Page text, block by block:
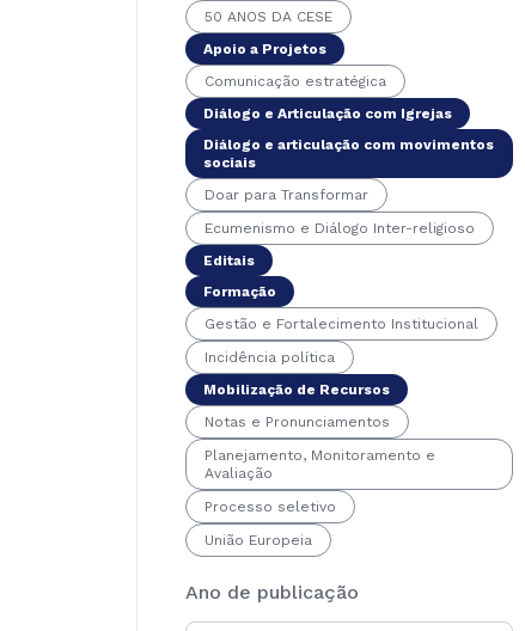
50 ANOS DA CESE
Apoio a Projetos
Comunicação estratégica
Diálogo e Articulação com Igrejas
Diálogo e articulação com movimentos
sociais
Doar para Transformar
Ecumenismo e Diálogo Inter-religioso
Editais
Formação
Gestão e Fortalecimento Institucional
Incidência política
Mobilização de Recursos
Notas e Pronunciamentos
Planejamento, Monitoramento e
Avaliação
Processo seletivo
União Europeia
Ano de publicação